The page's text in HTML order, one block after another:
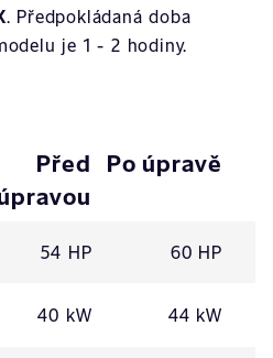
. Předpokládaná doba
je 1 - 2 hodiny.
Před Po úpravě
54 HP 60 HP
40 kW 44 kW